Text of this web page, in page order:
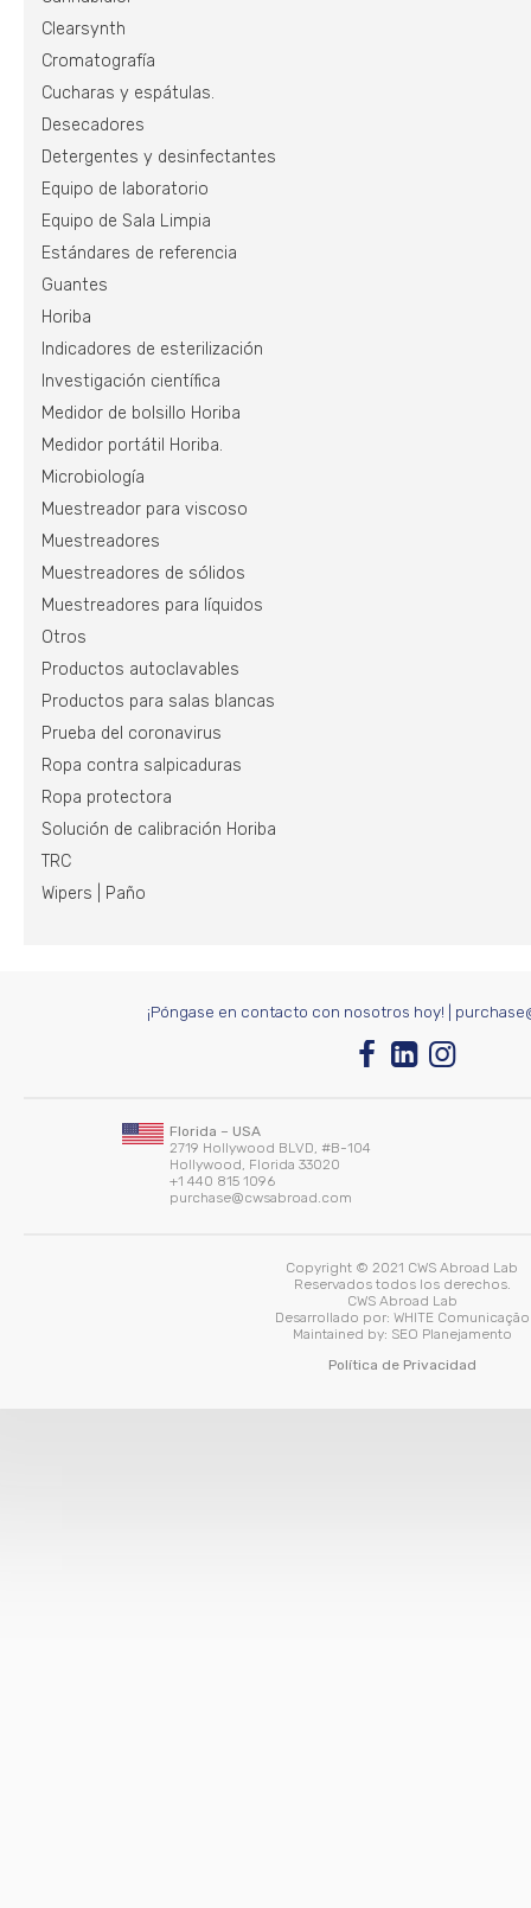
Clearsynth
Cromatografía
Cucharas y espátulas.
Desecadores
Detergentes y desinfectantes
Equipo de laboratorio
Equipo de Sala Limpia
Estándares de referencia
Guantes
Horiba
Indicadores de esterilización
Investigación científica
Medidor de bolsillo Horiba
Medidor portátil Horiba.
Microbiología
Muestreador para viscoso
Muestreadores
Muestreadores de sólidos
Muestreadores para líquidos
Otros
Productos autoclavables
Productos para salas blancas
Prueba del coronavirus
Ropa contra salpicaduras
Ropa protectora
Solución de calibración Horiba
TRC
Wipers | Paño
¡Póngase en contacto con nosotros hoy!
Copyright © 2021 CWS Abroad Lab
Reservados todos los derechos.
CWS Abroad Lab
Desarrollado por: WHITE Comunicação
Maintained by: SEO Planejamento
Política de Privacidad
Florida – USA
2719 Hollywood BLVD, #B-104
Hollywood, Florida 33020
+1 440 815 1096
purchase@cwsabroad.com